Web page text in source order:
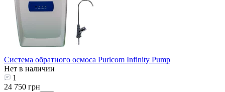
Система обратного осмоса Puricom Infinity Pump
Нет в наличии
1
24 750 грн